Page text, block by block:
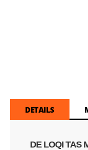
DETAILS
DE LOQI TAS